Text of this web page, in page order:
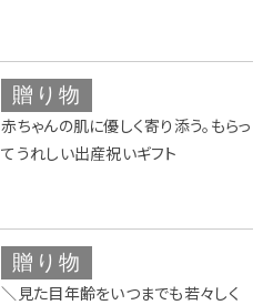
贈り物
赤ちゃんの肌に優しく寄り添う。もらっ
てうれしい出産祝いギフト
贈り物
＼見た目年齢をいつまでも若々しく